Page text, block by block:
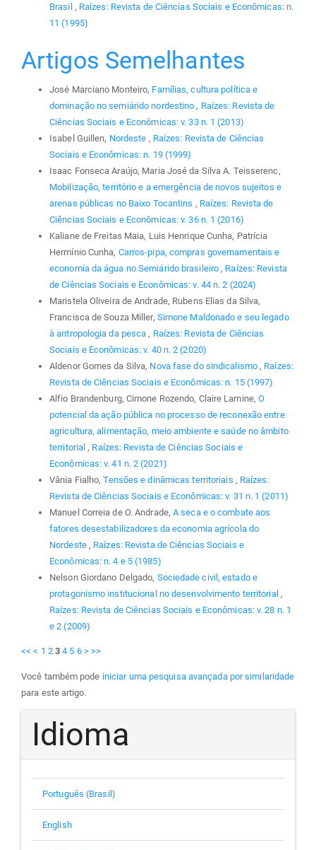
Brasil , Raízes: Revista de Ciências Sociais e Econômicas: n.
11 (1995)
Artigos Semelhantes
José Marciano Monteiro, Famílias, cultura política e
dominação no semiárido nordestino, Raízes: Revista de
Ciências Sociais e Econômicas: v. 33 n. 1 (2013)
Isabel Guillen, Nordeste , Raízes: Revista de Ciências
Sociais e Econômicas: n. 19 (1999)
Isaac Fonseca Araújo, Maria José da Silva A. Teisserenc,
Mobilização, território e a emergência de novos sujeitos e
arenas públicas no Baixo Tocantins , Raízes: Revista de
Ciências Sociais e Econômicas: v. 36 n. 1 (2016)
Kaliane de Freitas Maia, Luis Henrique Cunha, Patrícia
Hermínio Cunha, Carros-pipa, compras governamentais e
economia da água no Semiárido brasileiro, Raízes: Revista
de Ciências Sociais e Econômicas: v. 44 n. 2 (2024)
Maristela Oliveira de Andrade, Rubens Elias da Silva,
Francisca de Souza Miller, Simone Maldonado e seu legado
à antropologia da pesca, Raízes: Revista de Ciências
Sociais e Econômicas: v. 40 n. 2 (2020)
Aldenor Gomes da Silva, Nova fase do sindicalismo, Raízes:
Revista de Ciências Sociais e Econômicas: n. 15 (1997)
Alfio Brandenburg, Cimone Rozendo, Claire Lamine,O
potencial da ação pública no processo de reconexão entre
agricultura, alimentação, meio ambiente e saúde no âmbito
territorial, Raízes: Revista de Ciências Sociais e
Econômicas: v. 41 n. 2 (2021)
Vânia Fialho,Tensões e dinâmicas territoriais , Raízes:
Revista de Ciências Sociais e Econômicas: v. 31 n. 1 (2011)
Manuel Correia de O. Andrade,A seca e o combate aos
fatores desestabilizadores da economia agrícola do
Nordeste , Raízes: Revista de Ciências Sociais e
Econômicas: n. 4 e 5 (1985)
Nelson Giordano Delgado, Sociedade civil, estado e
protagonismo institucional no desenvolvimento territorial ,
Raízes: Revista de Ciências Sociais e Econômicas: v. 28 n. 1
e 2 (2009)
<< < 1 2 3 4 5 6 > >>
Você também pode iniciar uma pesquisa avançada por similaridade
para este artigo.
Idioma
Português (Brasil)
English